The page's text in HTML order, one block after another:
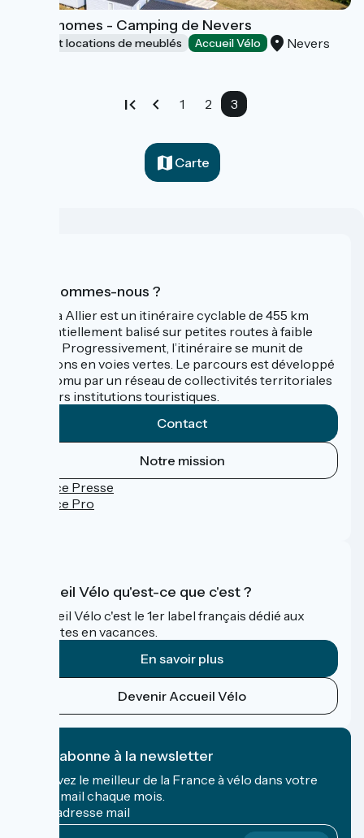
Mobil-homes - Camping de Nevers
Gîtes et locations de meublés Accueil Vélo Nevers
1 2 3
Carte
Qui sommes-nous ?
La Via Allier est un itinéraire cyclable de 455 km
essentiellement balisé sur petites routes à faible
trafic. Progressivement, l’itinéraire se munit de
sections en voies vertes. Le parcours est développé
et promu par un réseau de collectivités territoriales
et leurs institutions touristiques.
Contact
Notre mission
Espace Presse
Espace Pro
Accueil Vélo qu'est-ce que c'est ?
Accueil Vélo c'est le 1er label français dédié aux
cyclistes en vacances.
En savoir plus
Devenir Accueil Vélo
Je m'abonne à la newsletter
Recevez le meilleur de la France à vélo dans votre
boîte mail chaque mois.
Mon adresse mail